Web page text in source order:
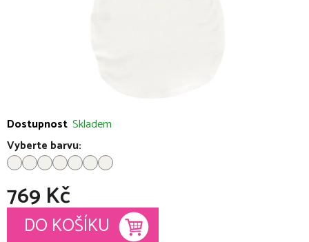
Dostupnost Skladem
Vyberte barvu:
769 Kč
Měrná cena:
DO KOŠÍKU